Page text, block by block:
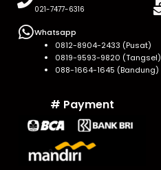
021-7477-6316
Whatsapp
0812-8904-2433 (Pusat)
0819-9593-9820 (Tangsel)
088-1664-1645 (Bandung)
# Payment